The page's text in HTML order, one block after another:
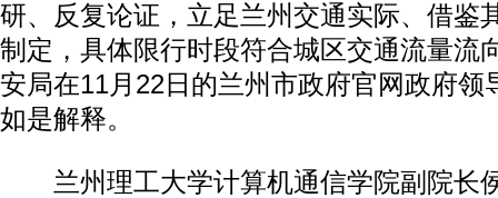
研、反复论证，立足兰州交通实际、借鉴
制定，具体限行时段符合城区交通流量流
安局在11月22日的兰州市政府官网政府领
如是解释。
兰州理工大学计算机通信学院副院长